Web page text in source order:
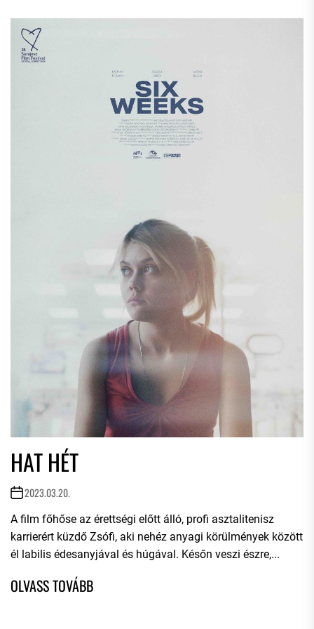
HAT HÉT
2023.03.20.
A film főhőse az érettségi előtt álló, profi asztalitenisz
karrierért küzdő Zsófi, aki nehéz anyagi körülmények között
él labilis édesanyjával és húgával. Későn veszi észre,...